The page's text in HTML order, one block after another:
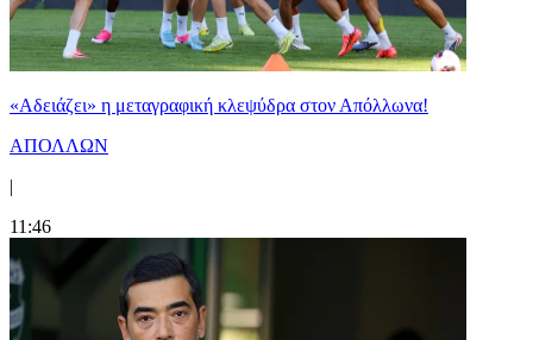
«Αδειάζει» η μεταγραφική κλεψύδρα στον Απόλλωνα!
ΑΠΟΛΛΩΝ
|
11:46